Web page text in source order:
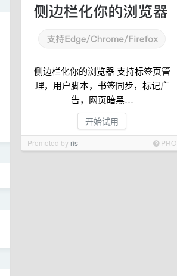
侧边栏化你的浏览器 支持标签页管
理，用户脚本，书签同步，标记广
告，网页暗黑…
开始试用
Promoted by ris PRO